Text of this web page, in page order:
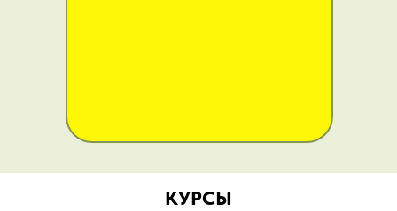
КУРСЫ